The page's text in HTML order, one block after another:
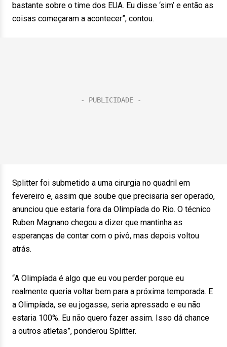
bastante sobre o time dos EUA. Eu disse ‘sim’ e então as
coisas começaram a acontecer”, contou.
Splitter foi submetido a uma cirurgia no quadril em
fevereiro e, assim que soube que precisaria ser operado,
anunciou que estaria fora da Olimpíada do Rio. O técnico
Ruben Magnano chegou a dizer que mantinha as
esperanças de contar com o pivô, mas depois voltou
atrás.
“A Olimpíada é algo que eu vou perder porque eu
realmente queria voltar bem para a próxima temporada. E
a Olimpíada, se eu jogasse, seria apressado e eu não
estaria 100%. Eu não quero fazer assim. Isso dá chance
a outros atletas”, ponderou Splitter.